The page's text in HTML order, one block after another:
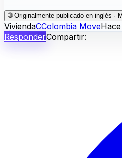
🌐Originalmente publicado en inglés ·
ViviendaCColombia Move
ResponderCompartir: